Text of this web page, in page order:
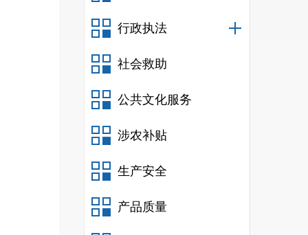
行政执法
社会救助
公共文化服务
涉农补贴
生产安全
产品质量